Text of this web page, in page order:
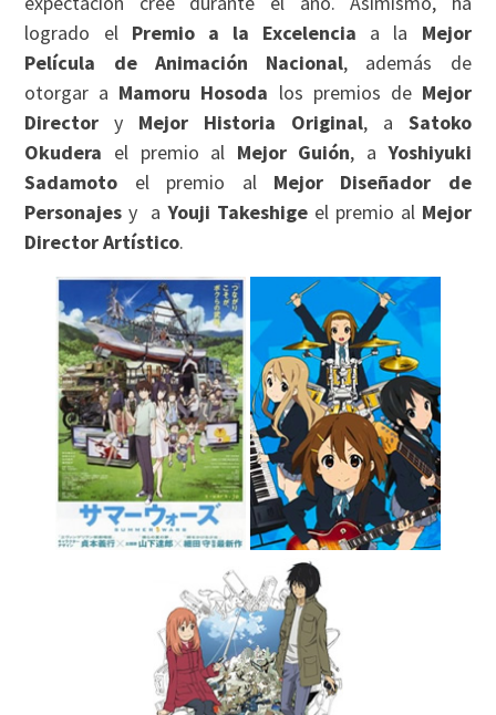
logrado el Premio a la Excelencia a la Mejor
Película de Animación Nacional, además de
otorgar a Mamoru Hosoda los premios de Mejor
Director y Mejor Historia Original, a Satoko
Okudera el premio al Mejor Guión, aYoshiyuki
Sadamoto el premio al Mejor Diseñador de
Personajes y aYouji Takeshigeel premio al Mejor
Director Artístico.